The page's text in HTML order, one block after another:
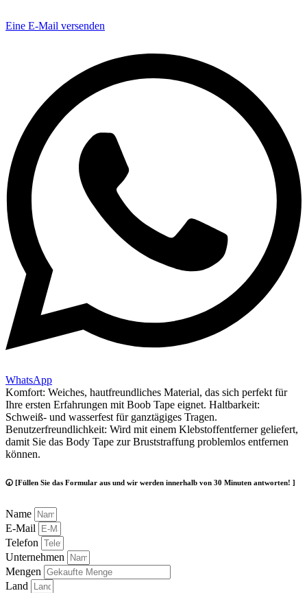
Eine E-Mail versenden
WhatsApp
Komfort: Weiches, hautfreundliches Material, das sich perfekt für
Ihre ersten Erfahrungen mit Boob Tape eignet. Haltbarkeit:
Schweiß- und wasserfest für ganztägiges Tragen.
Benutzerfreundlichkeit: Wird mit einem Klebstoffentferner geliefert,
damit Sie das Body Tape zur Bruststraffung problemlos entfernen
können.
🕢 [Füllen Sie das Formular aus und wir werden innerhalb von 30 Minuten antworten! ]
Name
E-Mail
Telefon
Unternehmen
Mengen
Land